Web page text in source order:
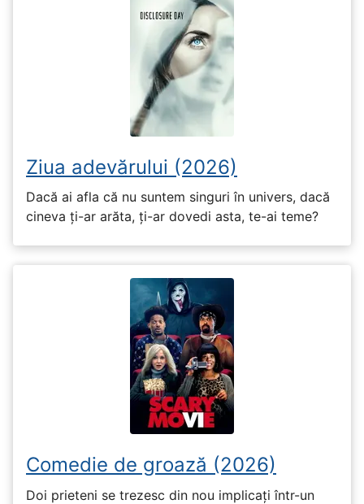
Ziua adevărului (2026)
Dacă ai afla că nu suntem singuri în univers, dacă
cineva ți-ar arăta, ți-ar dovedi asta, te-ai teme?
Comedie de groază (2026)
Doi prieteni se trezesc din nou implicați într-un